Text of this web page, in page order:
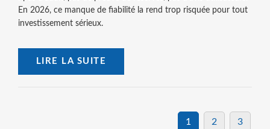
En 2026, ce manque de fiabilité la rend trop risquée pour tout
investissement sérieux.
LIRE LA SUITE
1 2 3